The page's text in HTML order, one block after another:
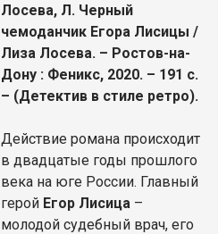
Лосева, Л. Черный
чемоданчик Егора Лисицы /
Лиза Лосева. – Ростов-на-
Дону : Феникс, 2020. – 191 с.
– (Детектив в стиле ретро).
Действие романа происходит
в двадцатые годы прошлого
века на юге России. Главный
герой Егор Лисица –
молодой судебный врач, его